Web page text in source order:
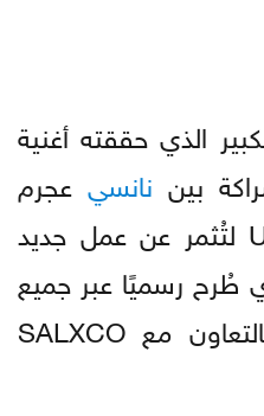
الذي حققته أغنية
بين نانسي عجرم
وشركة UAM Records لتُثمر عن عمل جديد
طُرح رسميًا عبر جميع
المنصات الموسيقية بالتعاون مع SALXCO